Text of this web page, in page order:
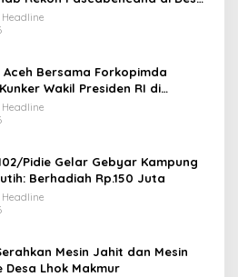
Lues
Bersama Forkopimda
Wakil Presiden RI di
Bireuen
Pidie Gelar Gebyar Kampung
Berhadiah Rp.150 Juta
Mesin Jahit dan Mesin
Desa Lhok Makmur